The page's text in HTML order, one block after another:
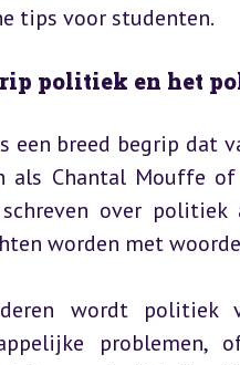
tips voor studenten.
politiek en het
een breed begrip dat
als Chantal Mouffe
over
worden met
wordt politiek